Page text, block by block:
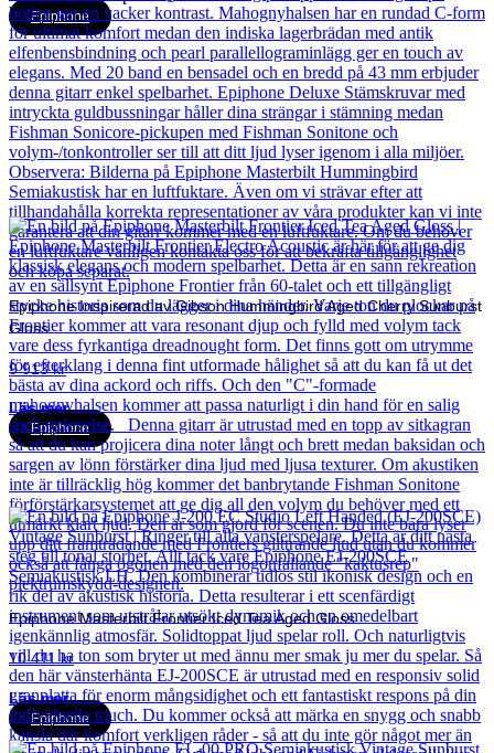
Epiphone
Epiphone Inspirerad av Gibson Hummingbird Aged Cherry Sunburst
Gloss
9 913kr
Läs mer
Epiphone
Epiphone Masterbilt Frontier Iced Tea Aged Gloss
10 411kr
Läs mer
Epiphone